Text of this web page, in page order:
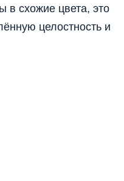
в схожие цвета, это
целостность и